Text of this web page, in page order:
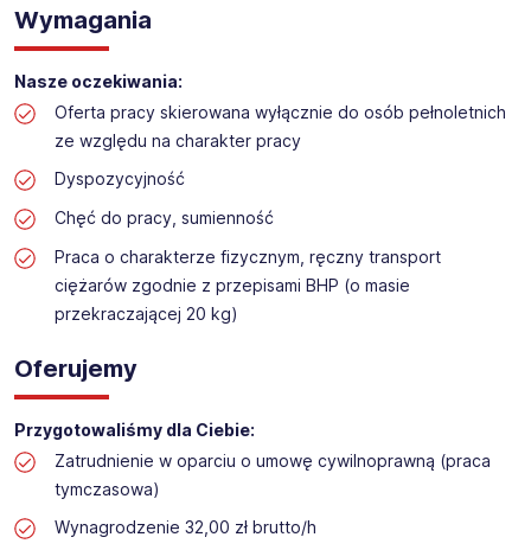
Lokalizacja: Zgorzelec
Wymagania
Nasze oczekiwania:
Oferta pracy skierowana wyłącznie do osób pełnoletnich
ze względu na charakter pracy
Dyspozycyjność
Chęć do pracy, sumienność
Praca o charakterze fizycznym, ręczny transport
ciężarów zgodnie z przepisami BHP (o masie
przekraczającej 20 kg)
Oferujemy
Przygotowaliśmy dla Ciebie:
Zatrudnienie w oparciu o umowę cywilnoprawną (praca
tymczasowa)
Wynagrodzenie 32,00 zł brutto/h